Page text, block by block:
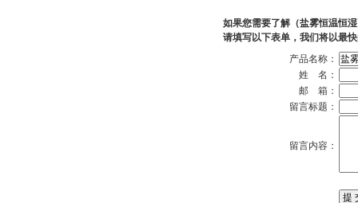
如果您需要了解（盐雾恒温恒
请填写以下表单，我们将以最
产品名称：
姓 名：
邮 箱：
留言标题：
留言内容：